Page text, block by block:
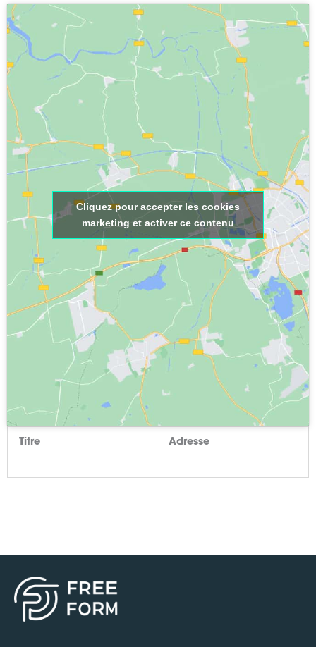
Cliquez pour accepter les cookies
marketing et activer ce contenu
Titre Adresse